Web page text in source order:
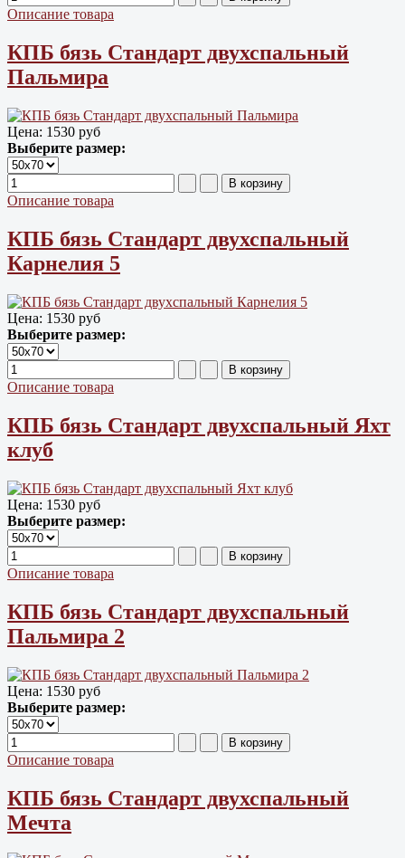
Описание товара
КПБ бязь Cтандарт двухспальный
Пальмира
Цена: 1530 руб
Выберите размер:
Описание товара
КПБ бязь Cтандарт двухспальный
Карнелия 5
Цена: 1530 руб
Выберите размер:
Описание товара
КПБ бязь Cтандарт двухспальный Яхт
клуб
Цена: 1530 руб
Выберите размер:
Описание товара
КПБ бязь Cтандарт двухспальный
Пальмира 2
Цена: 1530 руб
Выберите размер:
Описание товара
КПБ бязь Cтандарт двухспальный
Мечта